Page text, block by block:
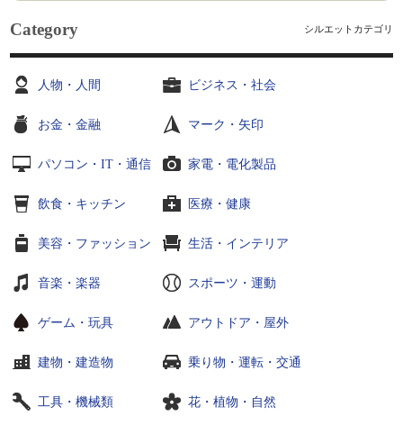
Category シルエットカテゴリ
人物・人間 ビジネス・社会
お金・金融 マーク・矢印
パソコン・IT・通信 家電・電化製品
飲食・キッチン 医療・健康
美容・ファッション 生活・インテリア
音楽・楽器 スポーツ・運動
ゲーム・玩具 アウトドア・屋外
建物・建造物 乗り物・運転・交通
工具・機械類 花・植物・自然